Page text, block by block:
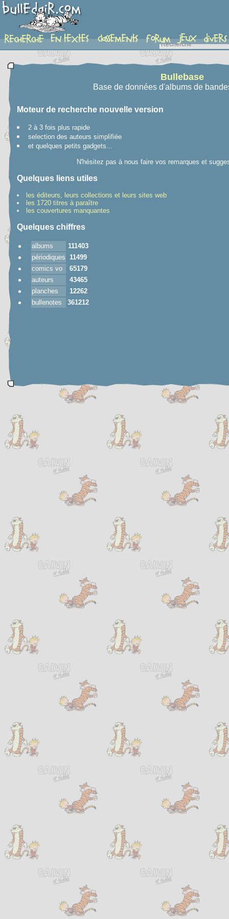
recherche
Bullebase
Base de données d'albums de
Moteur de recherche nouvelle version
2 à 3 fois plus rapide
selection des auteurs simplifiée
et quelques petits gadgets...
N'hésitez pas à nous faire vos remarques et
Quelques liens utiles
les éditeurs, leurs collections et leurs sites web
les 1720 titres à paraître
les couvertures manquantes
Quelques chiffres
albums
111403
périodiques 11499
comics vo
65179
auteurs
43465
planches
12262
bullenotes
361212